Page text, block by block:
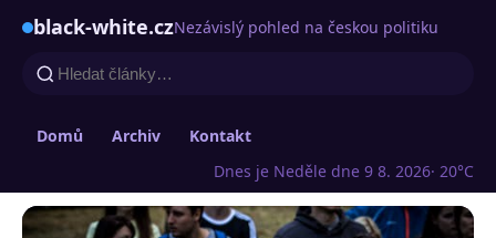
black-white.czNezávislý pohled na českou politiku
Domů Archiv
Kontakt
Dnes je Neděle dne 9 8. 2026· 20°C